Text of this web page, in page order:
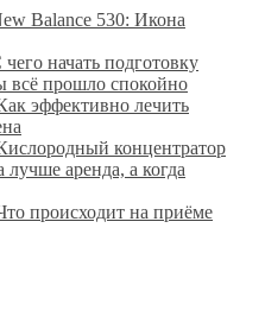
Balance 530: Икона
чего начать подготовку
всё прошло спокойно
эффективно лечить
концентратор
лучше аренда, а когда
происходит на приёме